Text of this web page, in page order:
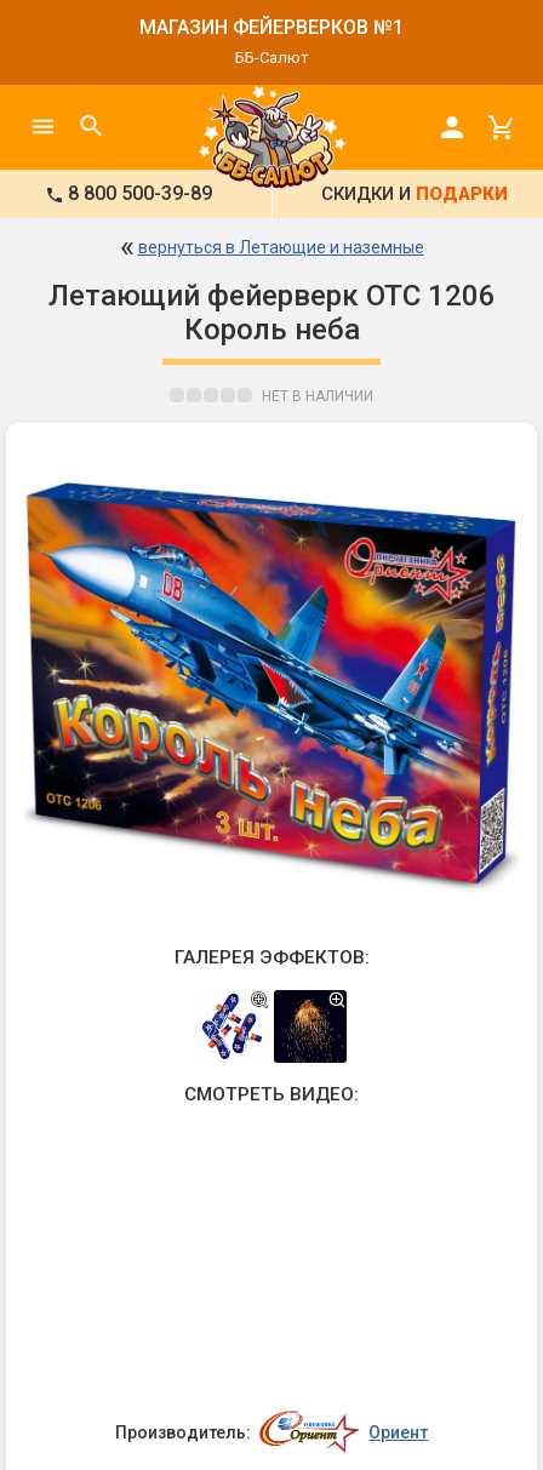
МАГАЗИН ФЕЙЕРВЕРКОВ №1
ББ-Салют
8 800 500-39-89 СКИДКИ И ПОДАРКИ
« вернуться в Летающие и наземные
Летающий фейерверк ОТС 1206
Король неба
НЕТ В НАЛИЧИИ
ГАЛЕРЕЯ ЭФФЕКТОВ:
СМОТРЕТЬ ВИДЕО:
Производитель: Ориент